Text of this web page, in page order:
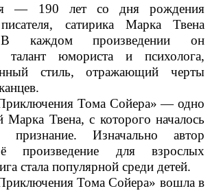
— 190 лет со дня рождения
сатирика Марка Твена
В каждом произведении он
талант юмориста и психолога,
стиль, отражающий черты
Тома Сойера» — одно
Марка Твена, с которого началось
признание. Изначально автор
произведение для взрослых
стала популярной среди детей.
Тома Сойера» вошла в